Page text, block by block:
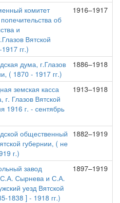
комитет
об
и
Вятской
гг.)
1916–1917
дума, г.Глазов
( 1870 - 1917 гг.)
1886–1918
земская касса
г. Глазов Вятской
1916 г. - сентябрь
1913–1918
общественный
губернии, ( не
г.)
1882–1919
завод
Сырнева и С.А.
уезд Вятской
1838 ] - 1918 гг.)
1897–1919